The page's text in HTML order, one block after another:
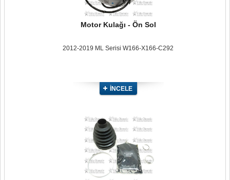
Motor Kulağı - Ön Sol
2012-2019 ML Serisi W166-X166-C292
İNCELE